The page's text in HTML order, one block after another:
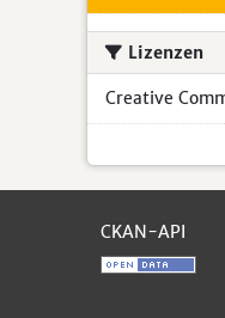
Lizenzen
Creative
CKAN-API